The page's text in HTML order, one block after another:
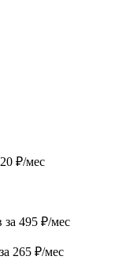
₽/мес
за 495 ₽/мес
265 ₽/мес